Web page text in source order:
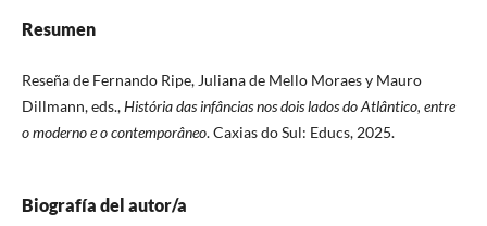
Resumen
Reseña de Fernando Ripe, Juliana de Mello Moraes y Mauro
Dillmann, eds.,História das infâncias nos dois lados do Atlântico, entre
o moderno e o contemporâneo. Caxias do Sul: Educs, 2025.
Biografía del autor/a